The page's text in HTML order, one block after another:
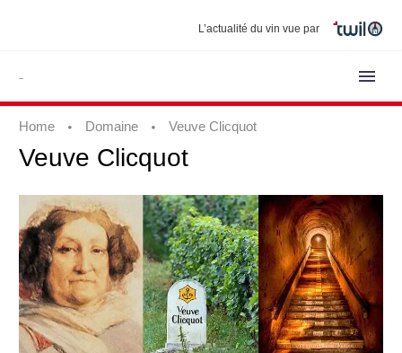
L’actualité du vin vue par
Home Domaine Veuve Clicquot
Veuve Clicquot